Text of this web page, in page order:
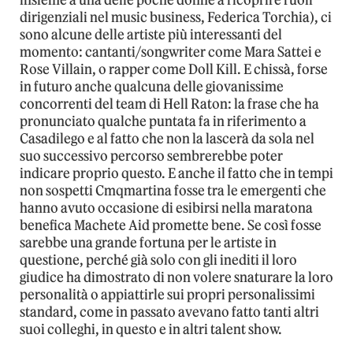
dirigenziali nel music business, Federica Torchia), ci
sono alcune delle artiste più interessanti del
momento: cantanti/songwriter come Mara Sattei e
Rose Villain, o rapper come Doll Kill. E chissà, forse
in futuro anche qualcuna delle giovanissime
concorrenti del team di Hell Raton: la frase che ha
pronunciato qualche puntata fa in riferimento a
Casadilego e al fatto che non la lascerà da sola nel
suo successivo percorso sembrerebbe poter
indicare proprio questo. E anche il fatto che in tempi
non sospetti Cmqmartina fosse tra le emergenti che
hanno avuto occasione di esibirsi nella maratona
benefica Machete Aid promette bene. Se così fosse
sarebbe una grande fortuna per le artiste in
questione, perché già solo con gli inediti il loro
giudice ha dimostrato di non volere snaturare la loro
personalità o appiattirle sui propri personalissimi
standard, come in passato avevano fatto tanti altri
suoi colleghi, in questo e in altri talent show.